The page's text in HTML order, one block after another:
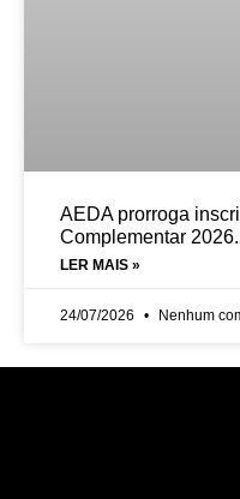
AEDA prorroga
Complementar
LER MAIS »
24/07/2026 Nenhum